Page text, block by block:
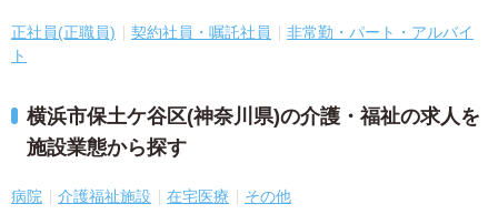
正社員(正職員) 契約社員・嘱託社員
非常勤・パート・アルバイ
ト
横浜市保土ケ谷区(神奈川県)の介護・福祉の求人を
施設業態から探す
病院 介護福祉施設 在宅医療 その他